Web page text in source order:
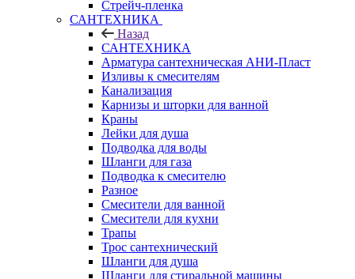
Стрейч-пленка
САНТЕХНИКА
Назад
САНТЕХНИКА
Арматура сантехническая АНИ-Пласт
Изливы к смесителям
Канализация
Карнизы и шторки для ванной
Краны
Лейки для душа
Подводка для воды
Шланги для газа
Подводка к смесителю
Разное
Смесители для ванной
Смесители для кухни
Трапы
Трос сантехнический
Шланги для душа
Шланги для стиральной машины